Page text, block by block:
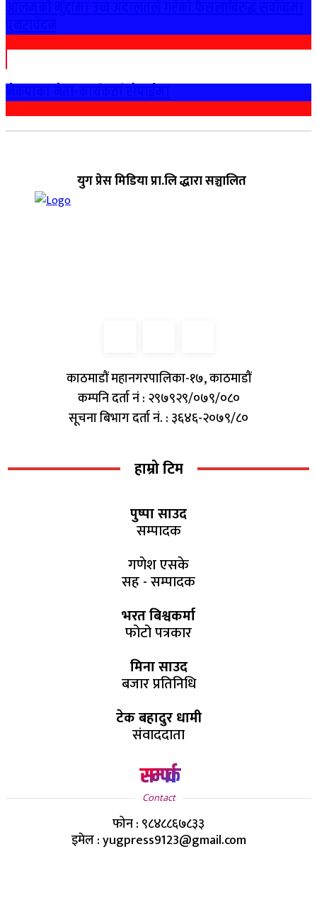
युग प्रेस मिडिया प्रा.लि द्धारा सञ्चालित
काठमाडौं महानगरपालिका-१७, काठमाडौं
कम्पनि दर्ता नं : २९७९२९/०७९/०८०
सूचना बिभाग दर्ता नं. : ३६४६-२०७९/८०
हाम्रो टिम
पुष्पा साउद
सम्पादक
गणेश एसके
सह - सम्पादक
भरत बिश्वकर्मा
फोटो पत्रकार
मिना साउद
बजार प्रतिनिधि
टेक बहादुर धामी
संवाददाता
सम्पर्क
Contact
फोन : ९८४८८६७८३३
इमेल : yugpress9123@gmail.com